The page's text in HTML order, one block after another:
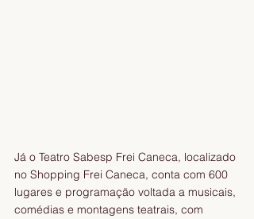
Já o Teatro Sabesp Frei Caneca, localizado
no Shopping Frei Caneca, conta com 600
lugares e programação voltada a musicais,
comédias e montagens teatrais, com